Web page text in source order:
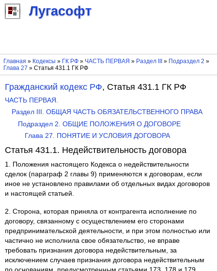
Лугасофт
Главная » Кодексы » ГК РФ» ЧАСТЬ ПЕРВАЯ » Раздел III » Подраздел 2 »
Глава 27 » Статья 431.1 ГК РФ
Гражданский кодекс РФ, Статья 431.1 ГК РФ
ЧАСТЬ ПЕРВАЯ.
Раздел III. ОБЩАЯ ЧАСТЬ ОБЯЗАТЕЛЬСТВЕННОГО ПРАВА
Подраздел 2. ОБЩИЕ ПОЛОЖЕНИЯ О ДОГОВОРЕ
Глава 27. ПОНЯТИЕ И УСЛОВИЯ ДОГОВОРА
Статья 431.1. Недействительность договора
1. Положения настоящего Кодекса о недействительности
сделок (параграф 2 главы 9) применяются к договорам, если
иное не установлено правилами об отдельных видах договоров
и настоящей статьей.
2. Сторона, которая приняла от контрагента исполнение по
договору, связанному с осуществлением его сторонами
предпринимательской деятельности, и при этом полностью или
частично не исполнила свое обязательство, не вправе
требовать признания договора недействительным, за
исключением случаев признания договора недействительным